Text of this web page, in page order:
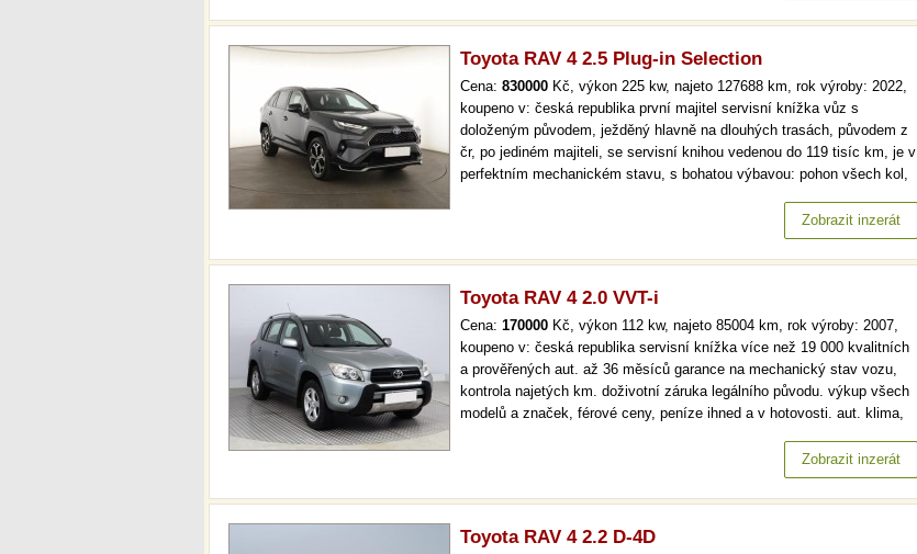
Toyota RAV 4 2.5 Plug-in Selection
Cena: 830000 Kč, výkon 225 kw, najeto 127688 km, rok výroby: 2022,
koupeno v: česká republika první majitel servisní knížka vůz s
doloženým původem, ježděný hlavně na dlouhých trasách, původem z
čr, po jediném majiteli, se servisní knihou vedenou do 119 tisíc km, je v
perfektním mechanickém stavu, s bohatou výbavou: pohon všech kol,
klimatizace, hlavní světlomety s led technologií, parkovací senzory.…
Zobrazit inzerát
Toyota RAV 4 2.0 VVT-i
Cena: 170000 Kč, výkon 112 kw, najeto 85004 km, rok výroby: 2007,
koupeno v: česká republika servisní knížka více než 19 000 kvalitních
a prověřených aut. až 36 měsíců garance na mechanický stav vozu,
kontrola najetých km. doživotní záruka legálního původu. výkup všech
modelů a značek, férové ceny, peníze ihned a v hotovosti. aut. klima,
až 36 měsíců garance na mechanický stav vozu, kontrola…Zobrazit inzerát
Toyota RAV 4 2.2 D-4D